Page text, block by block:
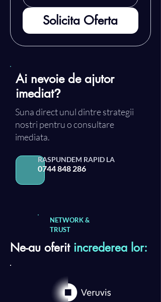
Solicita Oferta
Ai nevoie de ajutor
imediat?
Suna direct unul dintre strategii
nostri pentru o consultare
imediata.
RASPUNDEM RAPID LA
0744 848 286
NETWORK &
TRUST
Ne-au oferit increderea lor: